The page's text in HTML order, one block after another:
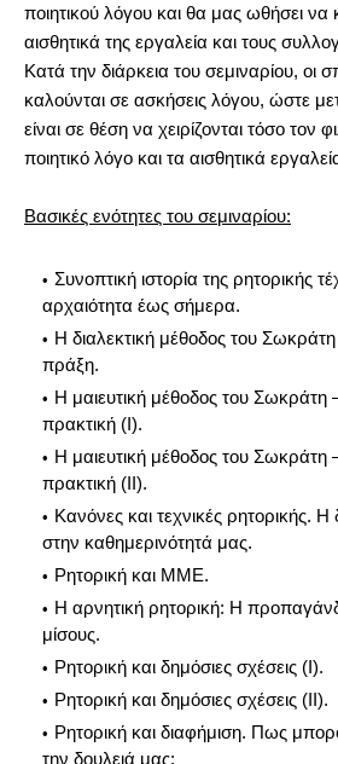
ποιητικού λόγου και θα μας ωθήσει
αισθητικά της εργαλεία και τους
Κατά την διάρκεια του σεμιναρίου, οι
καλούνται σε ασκήσεις λόγου, ώστε
είναι σε θέση να χειρίζονται τόσο τον
ποιητικό λόγο και τα αισθητικά
Βασικές ενότητες του σεμιναρίου:
Συνοπτική ιστορία της ρητορικής
αρχαιότητα έως σήμερα.
Η διαλεκτική μέθοδος του
πράξη.
Η μαιευτική μέθοδος του Σωκράτη
πρακτική (Ι).
Η μαιευτική μέθοδος του Σωκράτη
πρακτική (ΙΙ).
Κανόνες και τεχνικές ρητορικής.
στην καθημερινότητά μας.
Ρητορική και ΜΜΕ.
Η αρνητική ρητορική: Η
μίσους.
Ρητορική και δημόσιες σχέσεις (Ι).
Ρητορική και δημόσιες σχέσεις (ΙΙ).
Ρητορική και διαφήμιση. Πως
την δουλειά μας;